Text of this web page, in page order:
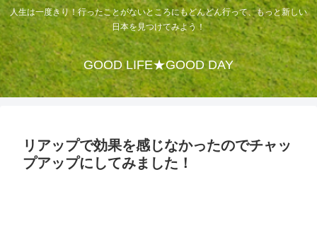
人生は一度きり！行ったことがないところにもどんどん行って、もっと新しい
日本を見つけてみよう！
GOOD LIFE★GOOD DAY
リアップで効果を感じなかったのでチャッ
プアップにしてみました！